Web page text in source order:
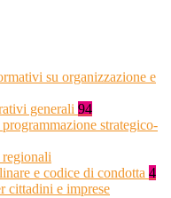
su organizzazione e
generali 94
strategico-
e codice di condotta 4
cittadini e imprese